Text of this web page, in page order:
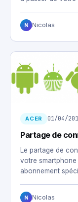
N Nicolas
ACER 01/04/
Partage de
Le partage de
votre
abonnement
N Nicolas